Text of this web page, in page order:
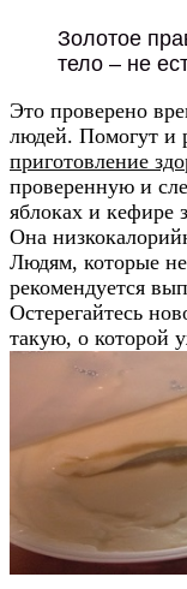
Золотое
тело – не
Это проверено
людей. Помогут и
приготовление
проверенную и
яблоках и кефире
Она
Людям, которые
рекомендуется
Остерегайтесь
такую, о которой